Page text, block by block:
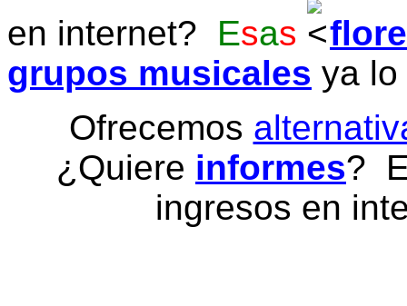
en internet? Esas
grupos musicales ya
Ofrecemos
¿Quiere informes?
ingresos en